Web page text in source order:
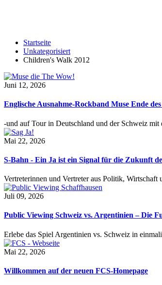
Startseite
Unkategorisiert
Children's Walk 2012
Juni 12, 2026
Englische Ausnahme-Rockband Muse Ende
-und auf Tour in Deutschland und der Schweiz
Mai 22, 2026
S-Bahn - Ein Ja ist ein Signal für die Zukunft
Vertreterinnen und Vertreter aus Politik,
Juli 09, 2026
Public Viewing Schweiz vs. Argentinien – Die
Erlebe das Spiel Argentinien vs. Schweiz in
Mai 22, 2026
Willkommen auf der neuen FCS-Homepage